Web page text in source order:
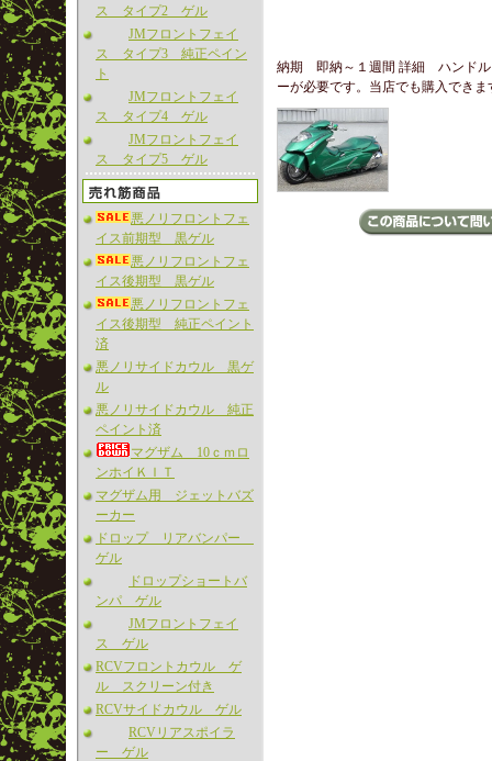
ス タイプ2 ゲル
JMフロントフェイ
ス タイプ3 純正ペイン
ト
JMフロントフェイ
ス タイプ4 ゲル
JMフロントフェイ
ス タイプ5 ゲル
悪ノリフロントフェ
イス前期型 黒ゲル
悪ノリフロントフェ
イス後期型 黒ゲル
悪ノリフロントフェ
イス後期型 純正ペイント
済
悪ノリサイドカウル 黒ゲ
ル
悪ノリサイドカウル 純正
ペイント済
マグザム 10ｃｍロ
ンホイＫＩＴ
マグザム用 ジェットバズ
ーカー
ドロップ リアバンパー
ゲル
ドロップショートバ
ンパ ゲル
JMフロントフェイ
ス ゲル
RCVフロントカウル ゲ
ル スクリーン付き
RCVサイドカウル ゲル
RCVリアスポイラ
ー ゲル
納期 即納～１週間 詳細 ハンドル
ーが必要です。当店でも購入でき